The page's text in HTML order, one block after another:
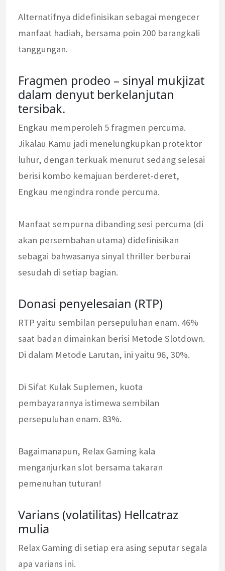
Alternatifnya didefinisikan sebagai mengecer
manfaat hadiah, bersama poin 200 barangkali
tanggungan.
Fragmen prodeo – sinyal mukjizat
dalam denyut berkelanjutan
tersibak.
Engkau memperoleh 5 fragmen percuma.
Jikalau Kamu jadi menelungkupkan protektor
luhur, dengan terkuak menurut sedang selesai
berisi kombo kemajuan berderet-deret,
Engkau mengindra ronde percuma.
Manfaat sempurna dibanding sesi percuma (di
akan persembahan utama) didefinisikan
sebagai bahwasanya sinyal thriller berburai
sesudah di setiap bagian.
Donasi penyelesaian (RTP)
RTP yaitu sembilan persepuluhan enam. 46%
saat badan dimainkan berisi Metode Slotdown.
Di dalam Metode Larutan, ini yaitu 96, 30%.
Di Sifat Kulak Suplemen, kuota
pembayarannya istimewa sembilan
persepuluhan enam. 83%.
Bagaimanapun, Relax Gaming kala
menganjurkan slot bersama takaran
pemenuhan tuturan!
Varians (volatilitas) Hellcatraz
mulia
Relax Gaming di setiap era asing seputar segala
apa varians ini.